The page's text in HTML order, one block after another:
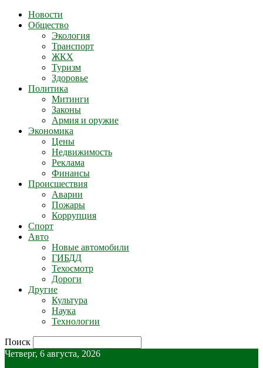
Новости
Общество
Экология
Транспорт
ЖКХ
Туризм
Здоровье
Политика
Митинги
Законы
Армия и оружие
Экономика
Цены
Недвижимость
Реклама
Финансы
Происшествия
Аварии
Пожары
Коррупция
Спорт
Авто
Новые автомобили
ГИБДД
Техосмотр
Дороги
Другие
Культура
Наука
Технологии
Поиск
Четверг, 6 августа, 2026